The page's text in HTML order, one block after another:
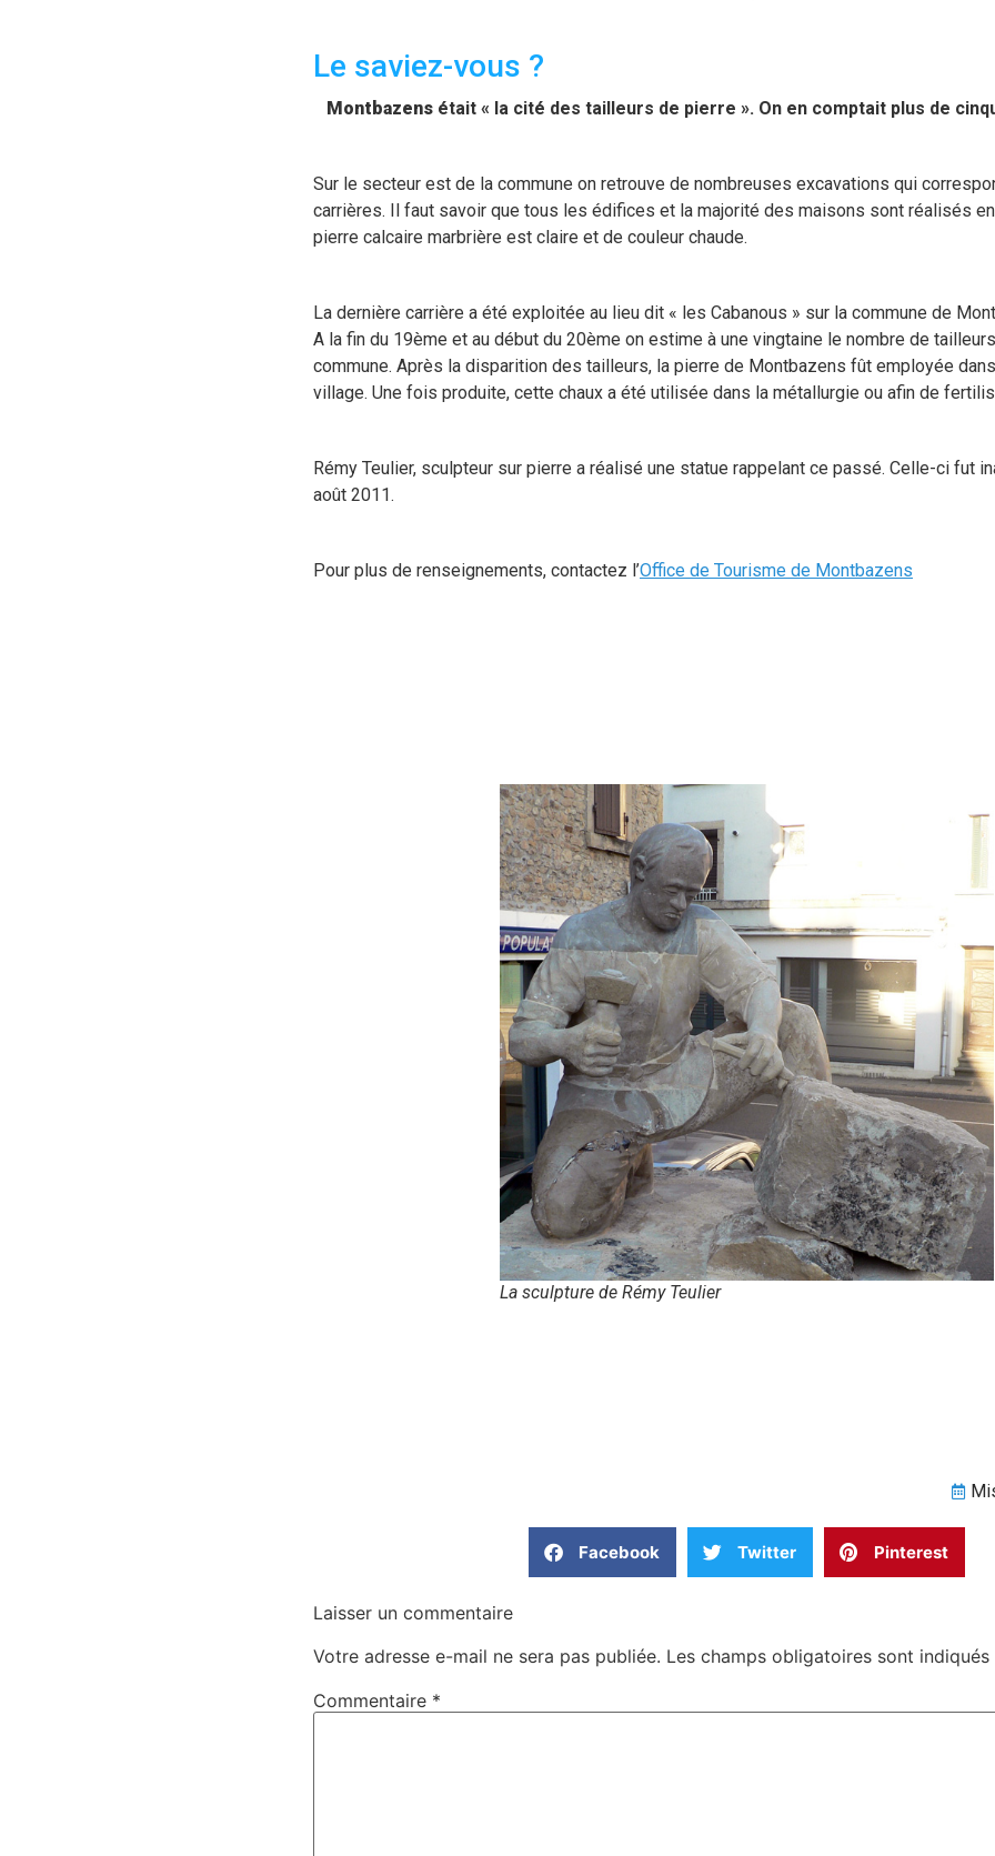
Le saviez-vous ?
Montbazens était « la cité des tailleurs de pierre ». On en comptait plus de
Sur le secteur est de la commune on retrouve de nombreuses excavations qui
carrières. Il faut savoir que tous les édifices et la majorité des maisons sont réalisés en
pierre calcaire marbrière est claire et de couleur chaude.
La dernière carrière a été exploitée au lieu dit « les Cabanous » sur la commune de
A la fin du 19ème et au début du 20ème on estime à une vingtaine le nombre de
commune. Après la disparition des tailleurs, la pierre de Montbazens fût employée
village. Une fois produite, cette chaux a été utilisée dans la métallurgie ou afin de
Rémy Teulier, sculpteur sur pierre a réalisé une statue rappelant ce passé. Celle-ci fut
août 2011.
Pour plus de renseignements, contactez l’Office de Tourisme de Montbazens
La sculpture de Rémy Teulier
Facebook Twitter Pinterest
Laisser un commentaire
Votre adresse e-mail ne sera pas publiée. Les champs obligatoires sont indiqués
Commentaire *